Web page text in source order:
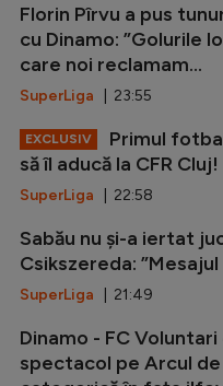
Florin Pîrvu a pus
cu Dinamo: ”Golurile
care noi reclamam...
SuperLiga | 23:55
EXCLUSIV
Primul
să îl aducă la CFR
SuperLiga | 22:58
Sabău nu și-a iertat
Csikszereda:
SuperLiga | 21:49
Dinamo - FC
spectacol pe Arcul